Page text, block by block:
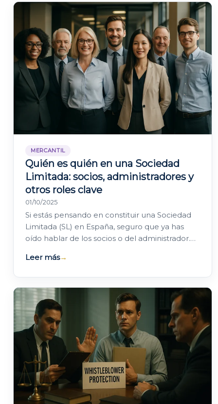
MERCANTIL
Quién es quién en una Sociedad
Limitada: socios, administradores y
otros roles clave
01/10/2025
Si estás pensando en constituir una Sociedad
Limitada (SL) en España, seguro que ya has
oído hablar de los socios o del administrador.
¿Quién…
Leer más→